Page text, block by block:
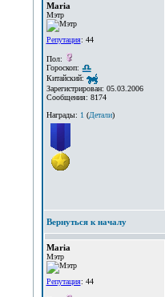
Maria
Мэтр
Репутация: 44
Пол:
Гороскоп:
Китайский:
Зарегистрирован: 05.03.2006
Сообщения: 8174
Награды: 1(Детали)
Вернуться к началу
Maria
Мэтр
Репутация: 44